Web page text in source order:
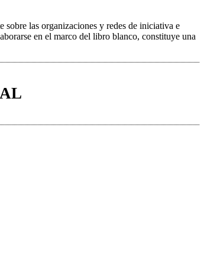
las organizaciones y redes de iniciativa e
en el marco del libro blanco, constituye una